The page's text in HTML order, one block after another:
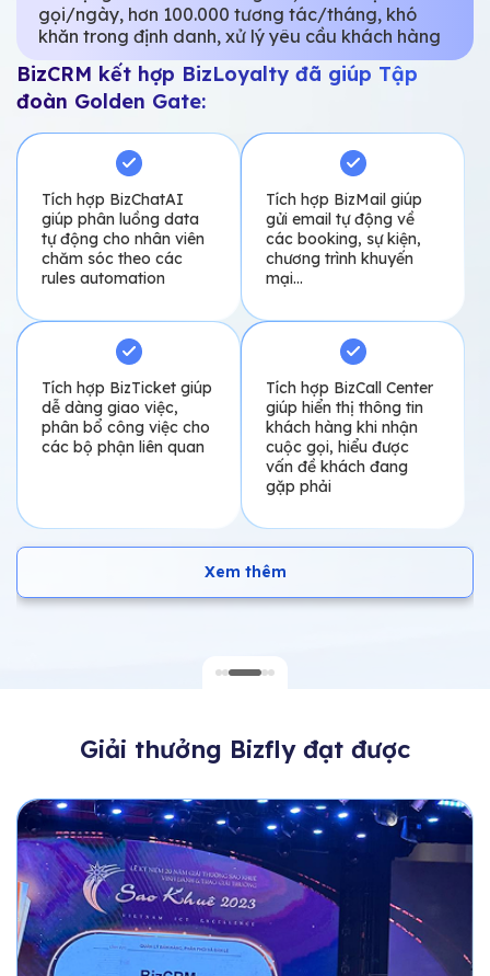
Đề bài:
Doanh nghiệp mới phát triển kênh online nhưng
chưa đạt được hiệu quả cao vì nhân sự làm việc
với nhiều công cụ ở nhiều nền tảng, thiếu sự nhất
quán về thông tin và cách vận hành.
BizCRM kết hợp BizLoyalty đã giúp Sohaco:
Lưu trữ, quản lý data
khách hàng từ website,
nhiều fanpage trên
Quản lý, phân luồng
data tự động để nhân
viên dễ dàng theo dõi
Kết nối các công cụ tương tác tự động nhưu chatbot,
email… với từng kịch bản chăm sóc cụ thể.
Xem thêm
Giải thưởng Bizfly đạt được